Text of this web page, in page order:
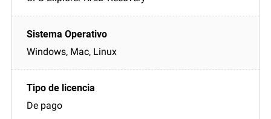
Windows, Mac, Linux
De pago